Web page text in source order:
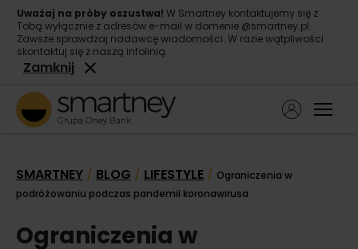
Uważaj na próby oszustwa! W Smartney kontaktujemy się z
Tobą wyłącznie z adresów e-mail w domenie @smartney.pl.
Zawsze sprawdzaj nadawcę wiadomości. W razie wątpliwości
skontaktuj się z naszą infolinią.
Zamknij
Pożyczka konsolidacyjna
SMARTNEY / BLOG / LIFESTYLE / Ograniczenia w
podróżowaniu podczas pandemii koronawirusa
Ograniczenia w